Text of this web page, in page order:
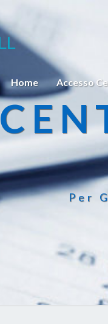
Home Accesso
Per